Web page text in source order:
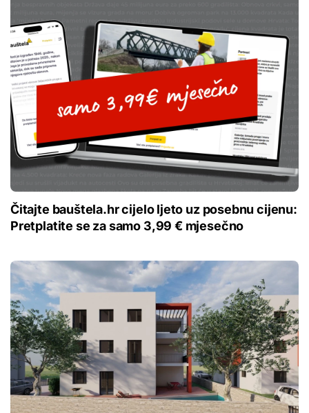
Čitajte bauštela.hr cijelo ljeto uz posebnu cijenu:
Pretplatite se za samo 3,99 € mjesečno